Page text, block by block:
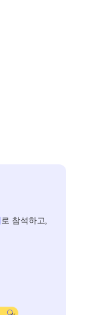
로 참석하고,